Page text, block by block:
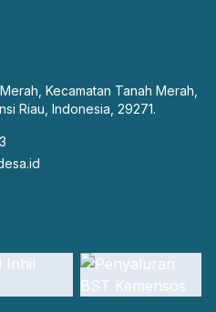
Kecamatan Tanah Merah,
Riau, Indonesia, 29271.